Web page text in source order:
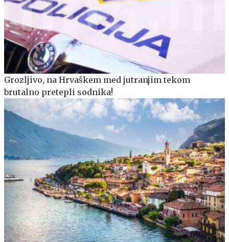
Grozljivo, na Hrvaškem med jutranjim tekom
brutalno pretepli sodnika!